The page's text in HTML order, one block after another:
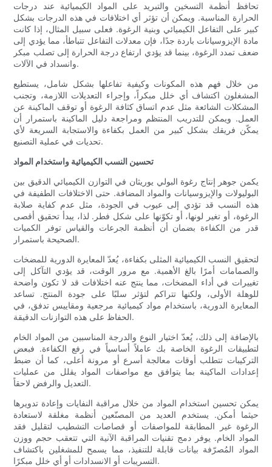
تحافظ أنظمة التسخين والتبريد على المواد الكيميائية عند درجات
الحرارة المناسبة. ويمكن أن تؤثر أي اختلافات في هذه الدرجات بشكل
كبير على التفاعل الكيميائي وبنية الرغوة. فعلى سبيل المثال، إذا كانت
مادة الإيزوسيانات باردة جدًا، فإن معدلات التفاعل تتباطأ، مما يؤدي إلى
ضعف تمدد الرغوة، بينما قد يؤدي ارتفاع درجة الحرارة إلى تصلب مبكر
وانسداد في الآلات.
من خلال فهم هذه المكونات وكيفية تفاعلها بشكل شامل، يستطيع
المشغلون اكتشاف أي خلل مبكراً، وإجراء التعديلات اللازمة، وتجنب
المشكلات الشائعة مثل عدم اتساق كثافة الرغوة أو توقف الماكينة عن
العمل. ويمكن للتدريب المنتظم ومراجعة دليل الماكينة باستمرار أن
يمكّن فريقك بشكل كبير من العمل بكفاءة والاستجابة السريعة لأي
تحديات في عملية التصنيع.
تحسين النسب الكيميائية واستخدام المواد
يكمن جوهر إنتاج رغوة البولي يوريثان في التوازن الكيميائي الدقيق بين
البوليولات والإيزوسيانات والمواد المضافة. حتى الاختلافات الطفيفة في
هذه النسب قد تؤدي إلى عيوب في الجودة، مثل عدم كفاية صلابة
الرغوة، أو تغير لونها، أو تكوّنها على شكل فطر. لذا، يبدأ تحقيق أقصى
قدر من الكفاءة بضمان أن أنظمة الجرعات والقياس توفر الكميات
الصحيحة باستمرار.
لتحقيق النسب الكيميائية المثلى بكفاءة، يُعدّ المعايرة الدورية للمضخات
والصمامات أمرًا بالغ الأهمية. مع مرور الوقت، قد يؤدي التآكل إلى
تغييرات في أداء المضخات، مما ينتج عنه اختلافات قد لا تكون واضحة
للوهلة الأولى، ولكنها تتراكم لتؤثر سلبًا على جودة المنتج. تساعد
المعايرة الدورية، باستخدام مواد كيميائية مرجعية ومقاييس تدفق، في
الحفاظ على هذه التوازنات الدقيقة.
بالإضافة إلى ذلك، يُعدّ اختيار النوع والدرجة المناسبين من المواد الخام
لتطبيقات الرغوة الخاصة بك عاملاً أساسياً في رفع الكفاءة. فبعض
التركيبات تتطلب أوقات معالجة أسرع أو مرونة أعلى، كما أن ضبط
إعدادات الماكينة بما يتوافق مع مواصفات المواد يقلل من عمليات
التعديل والرفض لاحقاً.
يمكن تحسين استخدام المواد من خلال مراقبة النفايات وإعادة تدويرها
حيثما أمكن. يستخدم العديد من المصنّعين أنظمة مغلقة لاستعادة
الرغوة غير المطابقة للمواصفات أو قصاصات التشطيب لتقليل فقد
المواد الخام. يوفر دمج تقنيات المراقبة الآنية التي تتعقب حجم ووزن
المواد المُصرّفة بيانات قابلة للتنفيذ، مما يسمح للمشغلين باكتشاف
التسريبات أو الانسدادات أو أي خلل مبكرًا.